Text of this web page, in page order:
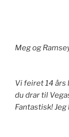
Meg og
Vi feiret 14 års
du drar til
Fantastisk!